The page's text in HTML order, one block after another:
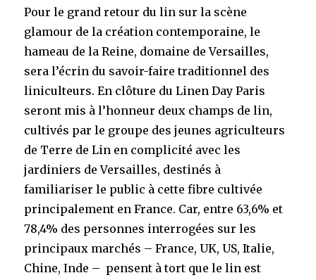
Pour le grand retour du lin sur la scène
glamour de la création contemporaine, le
hameau de la Reine, domaine de Versailles,
sera l’écrin du savoir-faire traditionnel des
liniculteurs. En clôture du Linen Day Paris
seront mis à l’honneur deux champs de lin,
cultivés par le groupe des jeunes agriculteurs
de Terre de Lin en complicité avec les
jardiniers de Versailles, destinés à
familiariser le public à cette fibre cultivée
principalement en France. Car, entre 63,6% et
78,4% des personnes interrogées sur les
principaux marchés – France, UK, US, Italie,
Chine, Inde – pensent à tort que le lin est